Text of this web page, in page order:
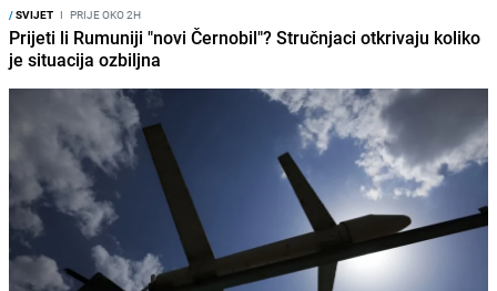
/SVIJET I PRIJE OKO 2H
Prijeti li Rumuniji "novi Černobil"? Stručnjaci otkrivaju koliko
je situacija ozbiljna